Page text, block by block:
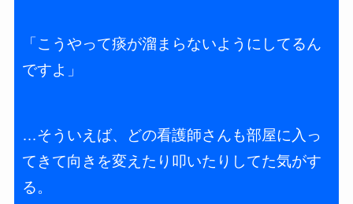
「こうやって痰が溜まらないようにしてるん
ですよ」
…そういえば、どの看護師さんも部屋に入っ
てきて向きを変えたり叩いたりしてた気がす
る。